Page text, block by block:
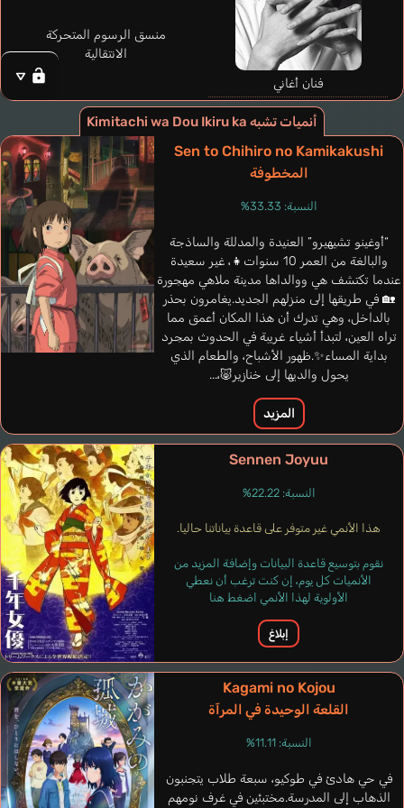
فنان أغاني
منسق الرسوم المتحركة
الانتقالية
فرنسي
Harte Melora
إنجليزي
Great Uncle Hino Shouhei
إنجليزي
Marthouret
François
فرنسي
Bianchi
Rodolfo
إيطالي
Briggs
Guilherme
برتغالي
Himi
أنميات تشبه Kimitachi wa Dou Ikiru ka
Sen to Chihiro no Kamikakushi
المخطوفة
النسبة: 33.33%
“أوغينو تشيهيرو” العنيدة والمدللة والساذجة
والبالغة من العمر 10 سنوات👧، غير سعيدة
عندما تكتشف هي ووالداها مدينة ملاهي مهجورة
🏡 في طريقها إلى منزلهم الجديد.يغامرون بحذر
بالداخل، وهي تدرك أن هذا المكان أعمق مما
تراه العين، لتبدأ أشياء غريبة في الحدوث بمجرد
بداية المساء✨.ظهور الأشباح، والطعام الذي
يحول والديها إلى خنازير🐷،...
المزيد
Sennen Joyuu
النسبة: 22.22%
هذا الأنمي غير متوفر على قاعدة بياناتنا حاليا.
نقوم بتوسيع قاعدة البيانات وإضافة المزيد من
الأنميات كل يوم، إن كنت ترغب أن نعطي
الأولوية لهذا الأنمي اضغط هنا
إبلاغ
Kagami no Kojou
القلعة الوحيدة في المرآة
النسبة: 11.11%
في حي هادئ في طوكيو، سبعة طلاب يتجنبون
الذهاب إلى المدرسة.مختبئين في غرف نومهم